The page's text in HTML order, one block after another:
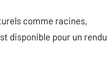
comme racines,
disponible pour un rendu